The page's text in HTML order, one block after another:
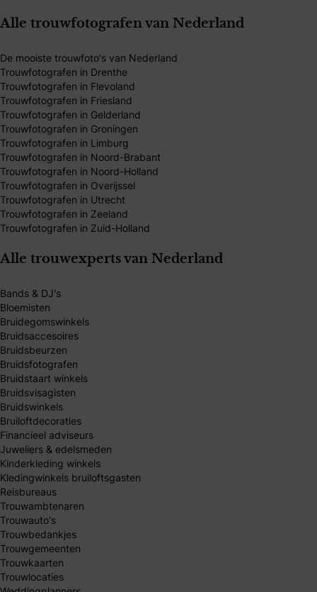
Alle trouwfotografen van Nederland
De mooiste trouwfoto's van Nederland
Trouwfotografen in Drenthe
Trouwfotografen in Flevoland
Trouwfotografen in Friesland
Trouwfotografen in Gelderland
Trouwfotografen in Groningen
Trouwfotografen in Limburg
Trouwfotografen in Noord-Brabant
Trouwfotografen in Noord-Holland
Trouwfotografen in Overijssel
Trouwfotografen in Utrecht
Trouwfotografen in Zeeland
Trouwfotografen in Zuid-Holland
Alle trouwexperts van Nederland
Bands & DJ's
Bloemisten
Bruidegomswinkels
Bruidsaccesoires
Bruidsbeurzen
Bruidsfotografen
Bruidstaart winkels
Bruidsvisagisten
Bruidswinkels
Bruiloftdecoraties
Financieel adviseurs
Juweliers & edelsmeden
Kinderkleding winkels
Kledingwinkels bruiloftsgasten
Reisbureaus
Trouwambtenaren
Trouwauto's
Trouwbedankjes
Trouwgemeenten
Trouwkaarten
Trouwlocaties